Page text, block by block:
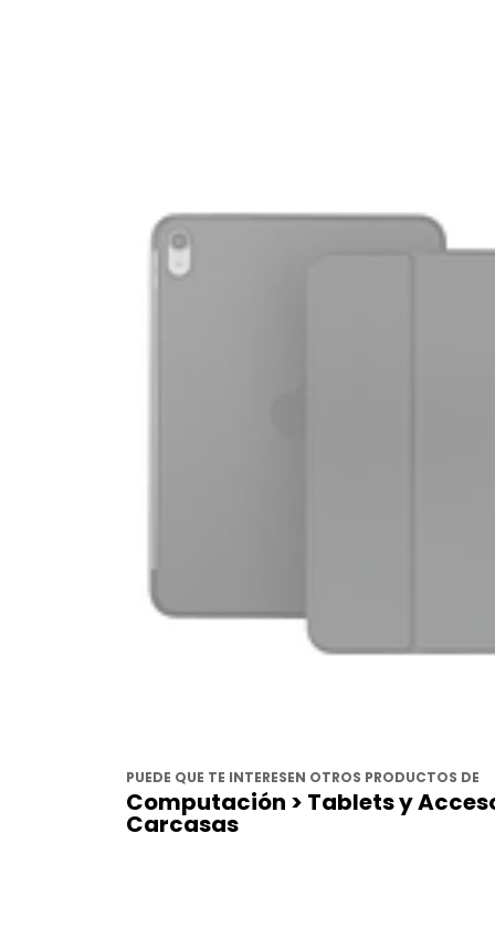
PUEDE QUE TE INTERESEN OTROS PRODUCTOS DE
Computación > Tablets y
Carcasas